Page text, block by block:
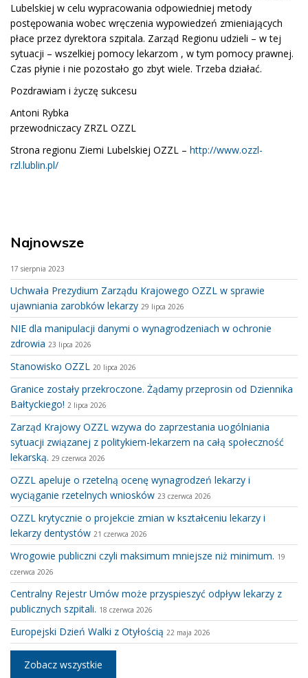
Lubelskiej w celu wypracowania odpowiedniej metody
postępowania wobec wręczenia wypowiedzeń zmieniających
płace przez dyrektora szpitala. Zarząd Regionu udzieli – w tej
sytuacji – wszelkiej pomocy lekarzom , w tym pomocy prawnej.
Czas płynie i nie pozostało go zbyt wiele. Trzeba działać.
Pozdrawiam i życzę sukcesu
Antoni Rybka
przewodniczacy ZRZL OZZL
Strona regionu Ziemi Lubelskiej OZZL – http://www.ozzl-
rzl.lublin.pl/
Najnowsze
17 sierpnia 2023
Uchwała Prezydium Zarządu Krajowego OZZL w sprawie
ujawniania zarobków lekarzy 29 lipca 2026
NIE dla manipulacji danymi o wynagrodzeniach w ochronie
zdrowia 23 lipca 2026
Stanowisko OZZL 20 lipca 2026
Granice zostały przekroczone. Żądamy przeprosin od Dziennika
Bałtyckiego! 2 lipca 2026
Zarząd Krajowy OZZL wzywa do zaprzestania uogólniania
sytuacji związanej z politykiem-lekarzem na całą społeczność
lekarską. 29 czerwca 2026
OZZL apeluje o rzetelną ocenę wynagrodzeń lekarzy i
wyciąganie rzetelnych wniosków 23 czerwca 2026
OZZL krytycznie o projekcie zmian w kształceniu lekarzy i
lekarzy dentystów 21 czerwca 2026
Wrogowie publiczni czyli maksimum mniejsze niż minimum. 19
czerwca 2026
Centralny Rejestr Umów może przyspieszyć odpływ lekarzy z
publicznych szpitali. 18 czerwca 2026
Europejski Dzień Walki z Otyłością 22 maja 2026
Zobacz wszystkie